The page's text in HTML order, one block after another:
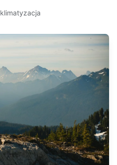
klimatyzacja